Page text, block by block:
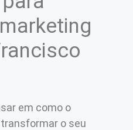
em como o
o seu